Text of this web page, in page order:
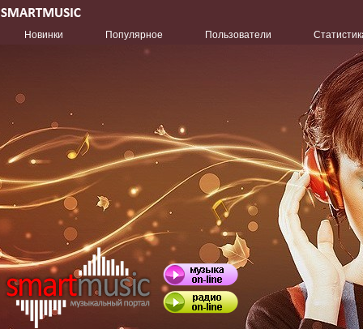
Новинки Популярное Пользователи